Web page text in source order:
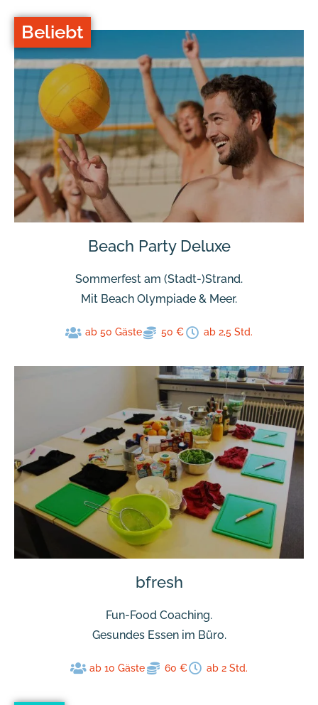
Beliebt
Beach Party Deluxe
Sommerfest am (Stadt-)Strand.
Mit Beach Olympiade & Meer.
ab 50 Gäste 50 € ab 2,5 Std.
bfresh
Fun-Food Coaching.
Gesundes Essen im Büro.
ab 10 Gäste 60 € ab 2 Std.